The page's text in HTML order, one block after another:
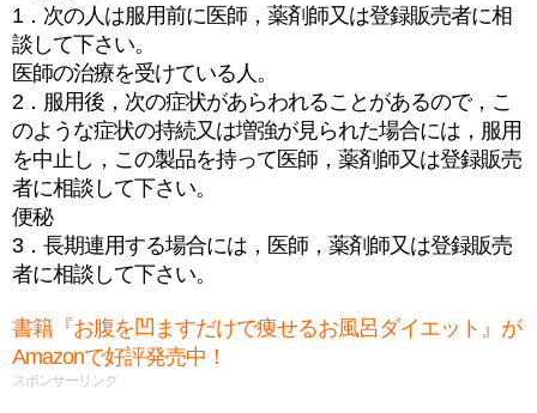
1．次の人は服用前に医師，薬剤師又は登録販売者に相
談して下さい。
医師の治療を受けている人。
2．服用後，次の症状があらわれることがあるので，こ
のような症状の持続又は増強が見られた場合には，服用
を中止し，この製品を持って医師，薬剤師又は登録販売
者に相談して下さい。
便秘
3．長期連用する場合には，医師，薬剤師又は登録販売
者に相談して下さい。
書籍『お腹を凹ますだけで痩せるお風呂ダイエット』が
Amazonで好評発売中！
スポンサーリンク